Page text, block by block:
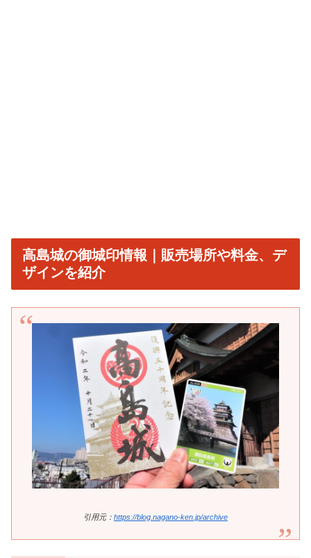
高島城の御城印情報｜販売場所や料金、デ
ザインを紹介
引用元： https://blog.nagano-ken.jp/archive